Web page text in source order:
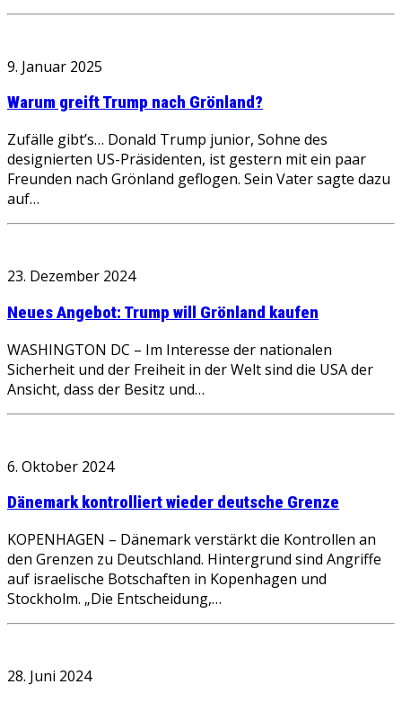
9. Januar 2025
Warum greift Trump nach Grönland?
Zufälle gibt’s… Donald Trump junior, Sohne des
designierten US-Präsidenten, ist gestern mit ein paar
Freunden nach Grönland geflogen. Sein Vater sagte dazu
auf…
23. Dezember 2024
Neues Angebot: Trump will Grönland kaufen
WASHINGTON DC – Im Interesse der nationalen
Sicherheit und der Freiheit in der Welt sind die USA der
Ansicht, dass der Besitz und…
6. Oktober 2024
Dänemark kontrolliert wieder deutsche Grenze
KOPENHAGEN – Dänemark verstärkt die Kontrollen an
den Grenzen zu Deutschland. Hintergrund sind Angriffe
auf israelische Botschaften in Kopenhagen und
Stockholm. „Die Entscheidung,…
28. Juni 2024